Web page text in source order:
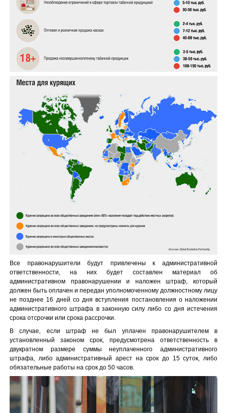
Все правонарушители будут привлечены к административной
ответственности, на них будет составлен материал об
административном правонарушении и наложен штраф, который
должен быть оплачен и передан уполномоченному должностному лицу
не позднее 16 дней со дня вступления постановления о наложении
административного штрафа в законную силу либо со дня истечения
срока отсрочки или срока рассрочки.
В случае, если штраф не был уплачен правонарушителем в
установленный законом срок, предусмотрена ответственность в
двукратном размере суммы неуплаченного административного
штрафа, либо административный арест на срок до 15 суток, либо
обязательные работы на срок до 50 часов.